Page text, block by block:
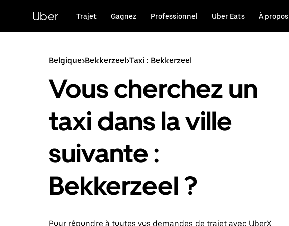
principal
Uber Trajet Gagnez Professionnel Uber Eats À propos
Belgique>Bekkerzeel>Taxi : Bekkerzeel
Vous cherchez un
taxi dans la ville
suivante :
Bekkerzeel ?
Pour répondre à toutes vos demandes de trajet avec UberX